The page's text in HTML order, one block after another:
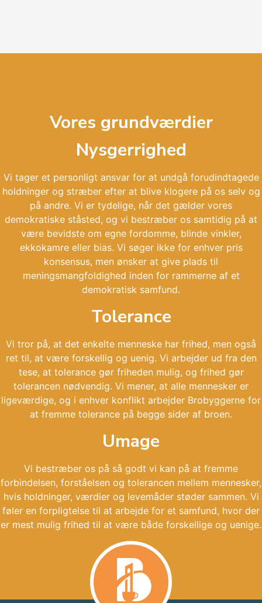
Vores grundværdier
Nysgerrighed
Vi tager et personligt ansvar for at undgå forudindtagede
holdninger og stræber efter at blive klogere på os selv og
på andre. Vi er tydelige, når det gælder vores
demokratiske ståsted, og vi bestræber os samtidig på at
være bevidste om egne fordomme, blinde vinkler,
ekkokamre eller bias. Vi søger ikke for enhver pris
konsensus, men ønsker at give plads til
meningsmangfoldighed inden for rammerne af et
demokratisk samfund.
Tolerance
Vi tror på, at det enkelte menneske har frihed, men også
ret til, at være forskellig og uenig. Vi arbejder ud fra den
tese, at tolerance gør friheden mulig, og frihed gør
tolerancen nødvendig. Vi mener, at alle mennesker er
ligeværdige, og i enhver konflikt arbejder Brobyggerne for
at fremme tolerance på begge sider af broen.
Umage
Vi bestræber os på så godt vi kan på at fremme
forbindelsen, forståelsen og tolerancen mellem mennesker,
hvis holdninger, værdier og levemåder støder sammen. Vi
føler en forpligtelse til at arbejde for et samfund, hvor der
er mest mulig frihed til at være både forskellige og uenige.